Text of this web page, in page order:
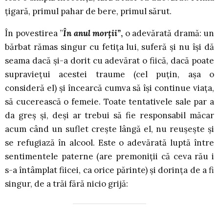
țigară, primul pahar de bere, primul sărut.
În povestirea ”În anul morții”, o adevărată dramă: un
bărbat rămas singur cu fetița lui, suferă și nu își dă
seama dacă și-a dorit cu adevărat o fiică, dacă poate
supraviețui acestei traume (cel puțin, așa o
consideră el) și încearcă cumva să își continue viața,
să cucerească o femeie. Toate tentativele sale par a
da greș și, deși ar trebui să fie responsabil măcar
acum când un suflet crește lângă el, nu reușește și
se refugiază în alcool. Este o adevărată luptă între
sentimentele paterne (are premoniții că ceva rău i
s-a întâmplat fiicei, ca orice părinte) și dorința de a fi
singur, de a trăi fără nicio grijă: